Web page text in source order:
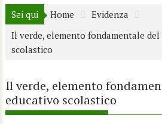
Sei qui Home
Evidenza
Il verde, elemento fondamentale
scolastico
Il verde, elemento
educativo scolastico